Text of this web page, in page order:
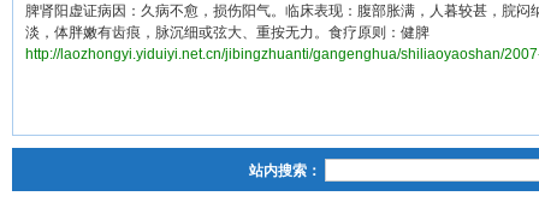
脾肾阳虚证病因：久病不愈，损伤阳气。临床表现：腹部胀满，人暮较甚，脘
淡，体胖嫩有齿痕，脉沉细或弦大、重按无力。食疗原则：健脾
http://laozhongyi.yiduiyi.net.cn/jibingzhuanti/gangenghua/shiliaoyaoshan/
站内搜索：